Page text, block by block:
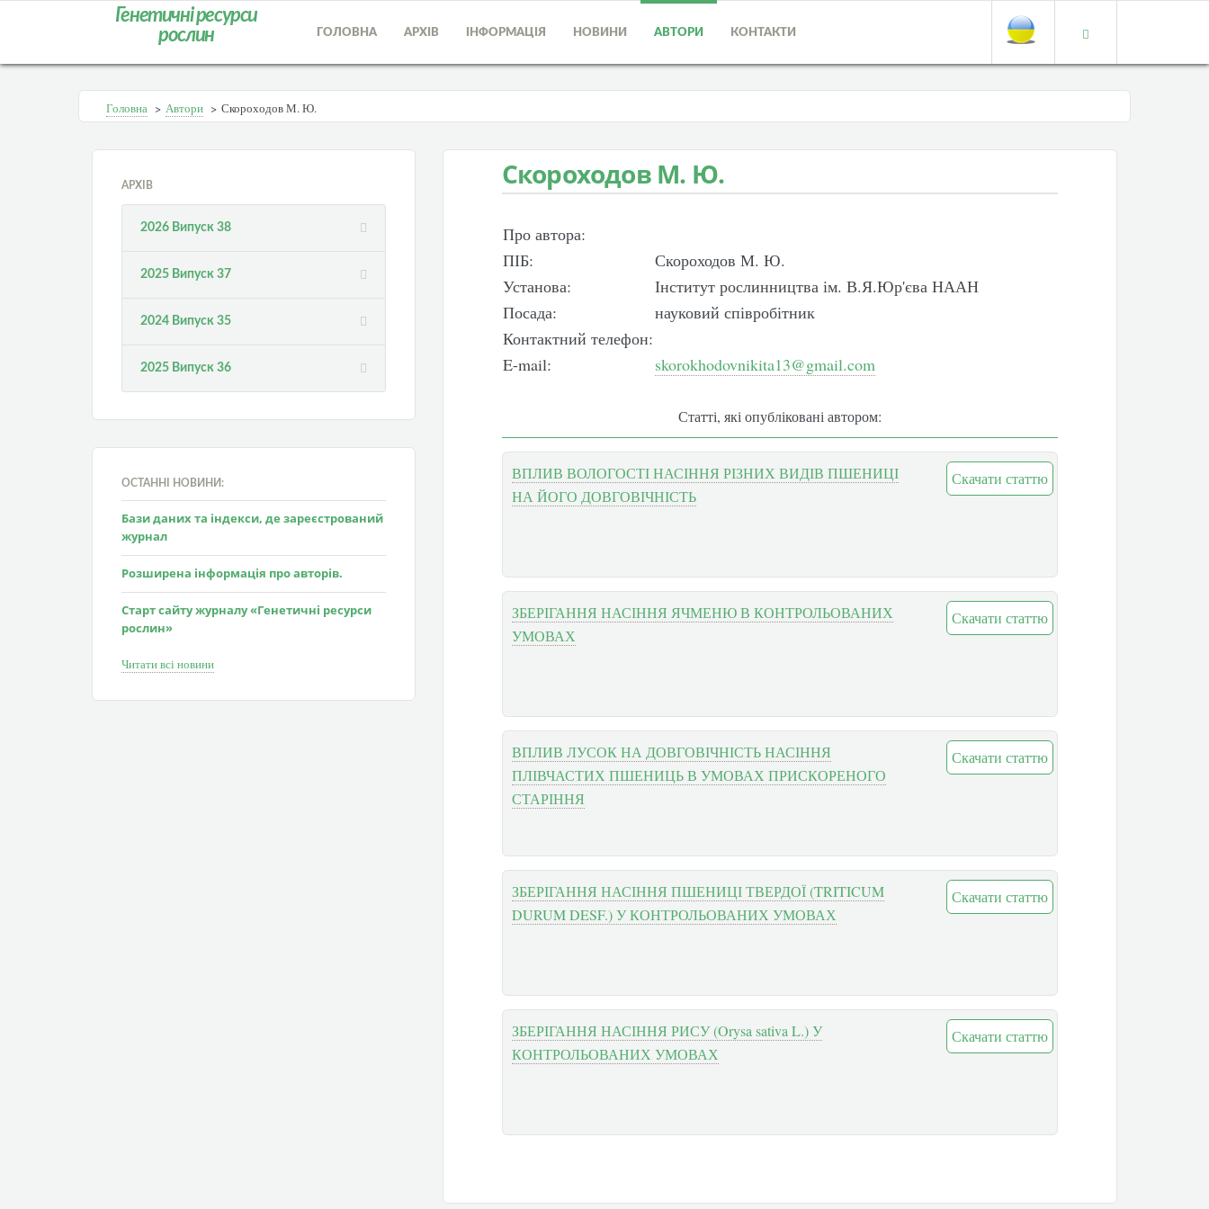
Генетичні ресурси
рослин
ГОЛОВНА АРХІВ ІНФОРМАЦІЯ НОВИНИ АВТОРИ КОНТАКТИ
Головна > Автори > Скороходов М. Ю.
АРХІВ
2026 Випуск 38
2025 Випуск 37
2024 Випуск 35
2025 Випуск 36
ОСТАННІ НОВИНИ:
Бази даних та індекси, де зареєстрований
журнал
Розширена інформація про авторів.
Старт сайту журналу «Генетичні ресурси
рослин»
Читати всі новини
Скороходов М. Ю.
Про автора:
ПІБ:
Скороходов М. Ю.
Установа:
Інститут рослинництва ім. В.Я.Юр'єва НААН
Посада:
науковий співробітник
Контактний телефон:
E-mail:
skorokhodovnikita13@gmail.com
Статті, які опубліковані автором:
Скачати статтю
ВПЛИВ ВОЛОГОСТІ НАСІННЯ РІЗНИХ ВИДІВ ПШЕНИЦІ
НА ЙОГО ДОВГОВІЧНІСТЬ
Скачати статтю
ЗБЕРІГАННЯ НАСІННЯ ЯЧМЕНЮ В КОНТРОЛЬОВАНИХ
УМОВАХ
Скачати статтю
ВПЛИВ ЛУСОК НА ДОВГОВІЧНІСТЬ НАСІННЯ
ПЛІВЧАСТИХ ПШЕНИЦЬ В УМОВАХ ПРИСКОРЕНОГО
СТАРІННЯ
Скачати статтю
ЗБЕРІГАННЯ НАСІННЯ ПШЕНИЦІ ТВЕРДОЇ (TRITICUM
DURUM DESF.) У КОНТРОЛЬОВАНИХ УМОВАХ
Скачати статтю
ЗБЕРІГАННЯ НАСІННЯ РИСУ (Orysa sativa L.) У
КОНТРОЛЬОВАНИХ УМОВАХ